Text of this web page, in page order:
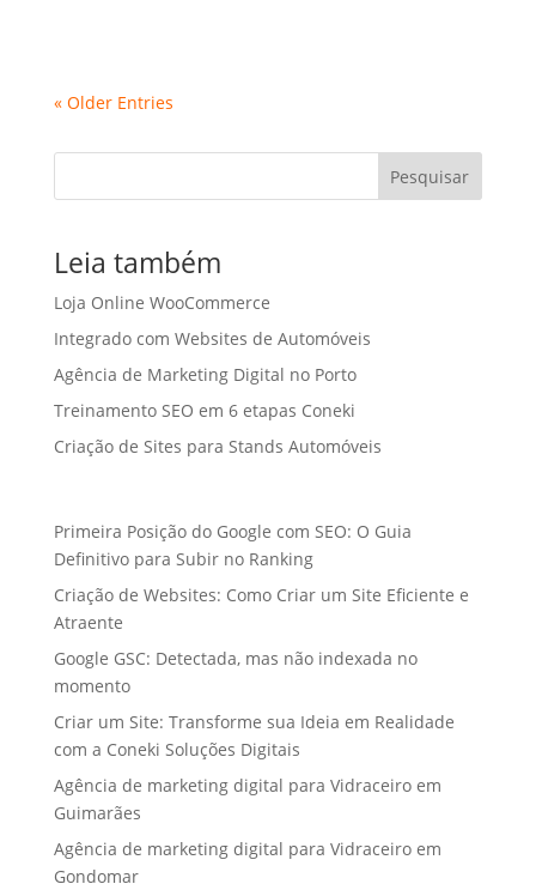
« Older Entries
Pesquisar
Leia também
Loja Online WooCommerce
Integrado com Websites de Automóveis
Agência de Marketing Digital no Porto
Treinamento SEO em 6 etapas Coneki
Criação de Sites para Stands Automóveis
Primeira Posição do Google com SEO: O Guia
Definitivo para Subir no Ranking
Criação de Websites: Como Criar um Site Eficiente e
Atraente
Google GSC: Detectada, mas não indexada no
momento
Criar um Site: Transforme sua Ideia em Realidade
com a Coneki Soluções Digitais
Agência de marketing digital para Vidraceiro em
Guimarães
Agência de marketing digital para Vidraceiro em
Gondomar